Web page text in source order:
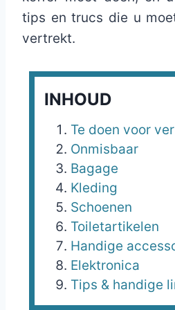
tips en trucs die u
vertrekt.
INHOUD
Te doen voor
Onmisbaar
Bagage
Kleding
Schoenen
Toiletartikelen
Handige
Elektronica
Tips & handige